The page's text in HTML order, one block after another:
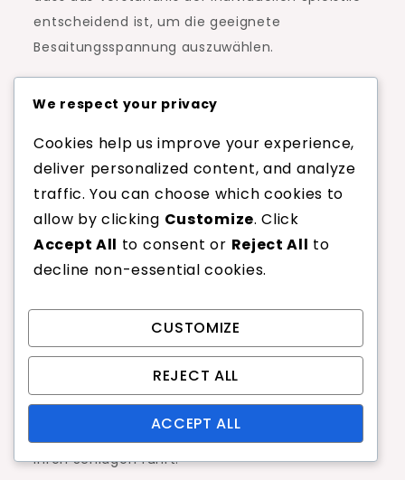
entscheidend ist, um die geeignete
Besaitungsspannung auszuwählen.
Gemeinsame Themen in
den Spielerzeugnissen
Testimonials von Spielern heben oft einige
zentrale Themen zur Besaitungsspannung
hervor. Komfort tritt als primäres Anliegen
hervor, wobei viele Spieler den Wunsch äußern,
Saiten zu haben, die Ermüdung und Unbehagen
Ein weiteres häufiges Thema ist der Kompromiss
zwischen Kraft und Kontrolle. Spieler erwähnen
häufig, dass niedrigere Spannungen zwar die
Kraft erhöhen können, aber möglicherweise
einige Kontrolle opfern, was zu Inkonsistenzen in
ihren Schlägen führt.
We respect your privacy
Cookies help us improve your experience,
deliver personalized content, and analyze
traffic. You can choose which cookies to
allow by clicking Customize. Click
Accept All to consent or Reject All to
decline non-essential cookies.
CUSTOMIZE
REJECT ALL
ACCEPT ALL